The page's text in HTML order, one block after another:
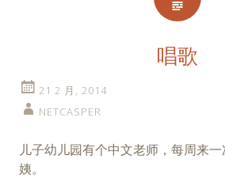
唱歌
21 2 月, 2014
NETCASPER
儿子幼儿园有个中文老师，每周来
姨。